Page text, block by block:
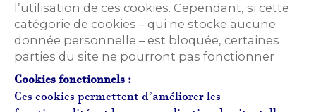
l’utilisation de ces cookies. Cependant, si cette
catégorie de cookies – qui ne stocke aucune
donnée personnelle – est bloquée, certaines
parties du site ne pourront pas fonctionner
Cookies fonctionnels :
Ces cookies permettent d’améliorer les